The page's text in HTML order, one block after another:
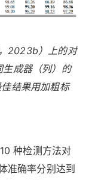
2023b）上的对
生成器（列）的
结果用加粗标
种检测方法对
准确率分别达到